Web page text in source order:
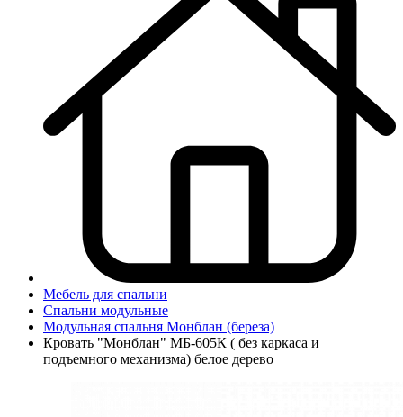
Мебель для спальни
Спальни модульные
Модульная спальня Монблан (береза)
Кровать "Монблан" МБ-605К ( без каркаса и
подъемного механизма) белое дерево